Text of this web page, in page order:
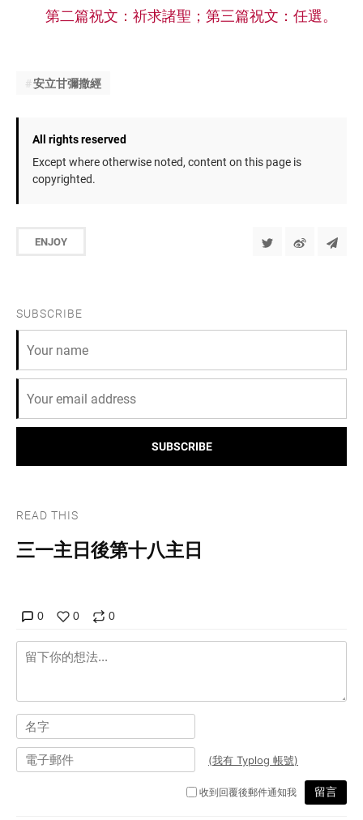
第二篇祝文：祈求諸聖；第三篇祝文：任選。
安立甘彌撒經
All rights reserved
Except where otherwise noted, content on this page is
copyrighted.
ENJOY
SUBSCRIBE
SUBSCRIBE
READ THIS
三一主日後第十八主日